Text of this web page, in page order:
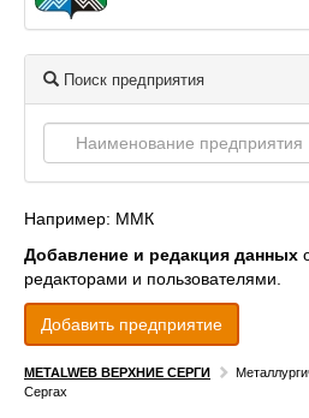
Поиск предприятия
Например: ММК
Добавление и редакция данных
редакторами и пользователями.
Добавить предприятие
METALWEB ВЕРХНИЕ СЕРГИ
Сергах